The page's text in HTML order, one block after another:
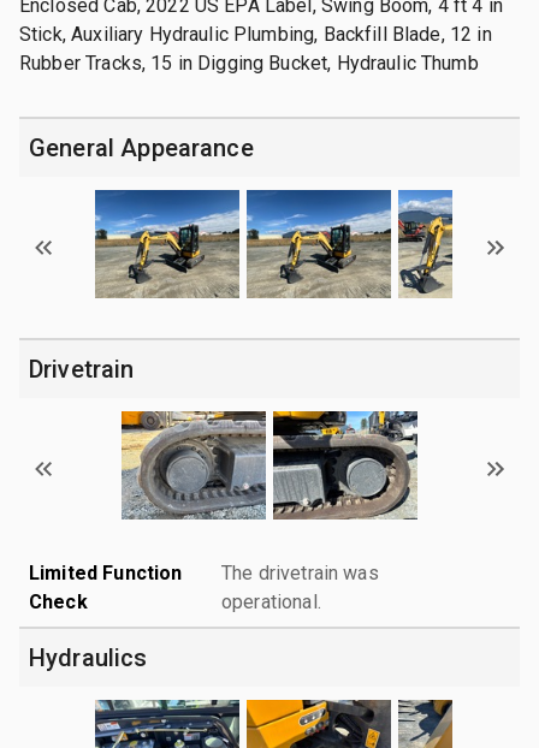
Enclosed Cab, 2022 US EPA Label, Swing Boom, 4 ft 4 in
Stick, Auxiliary Hydraulic Plumbing, Backfill Blade, 12 in
Rubber Tracks, 15 in Digging Bucket, Hydraulic Thumb
General Appearance
Drivetrain
Limited Function
Check
The drivetrain was
operational.
Hydraulics